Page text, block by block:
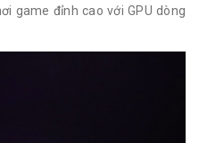
game đỉnh cao với GPU dòng